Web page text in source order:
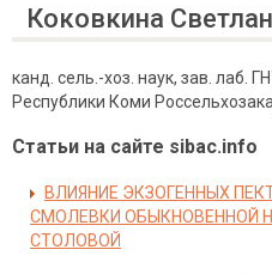
Коковкина
канд. сель.-хоз. наук, зав. лаб.
Республики Коми
Статьи на сайте sibac.info
ВЛИЯНИЕ ЭКЗОГЕННЫХ
СМОЛЕВКИ ОБЫКНОВЕННОЙ
СТОЛОВОЙ